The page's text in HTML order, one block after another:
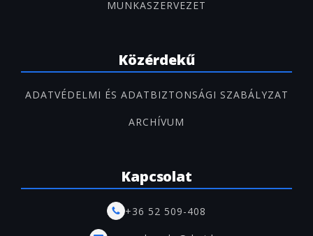
MUNKASZERVEZET
Közérdekű
ADATVÉDELMI ÉS ADATBIZTONSÁGI SZABÁLYZAT
ARCHÍVUM
Kapcsolat
+36 52 509-408